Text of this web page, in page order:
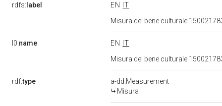
rdfs: label EN
IT
Misura del bene culturale
l0:name EN
IT
Misura del bene culturale
rdf:type
a-dd:Measurement
Misura